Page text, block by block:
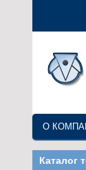
О
Каталог